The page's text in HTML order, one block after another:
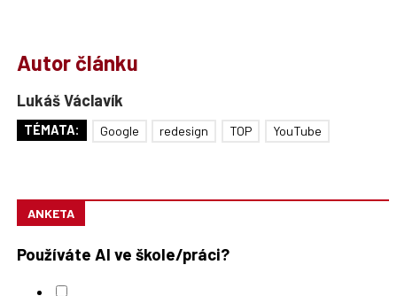
Autor článku
Lukáš Václavík
TÉMATA: Google redesign TOP YouTube
ANKETA
Používáte AI ve škole/práci?